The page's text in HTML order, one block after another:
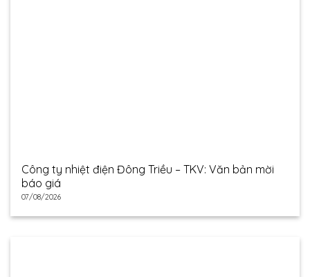
Công ty nhiệt điện Đông Triều – TKV: Văn bản mời
báo giá
07/08/2026